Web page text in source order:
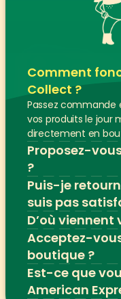
Comment
Collect ?
Passez commande
vos produits le jour
directement en
Proposez-
?
Puis-je
suis pas
D’où
Acceptez-
boutique ?
Est-ce que
American